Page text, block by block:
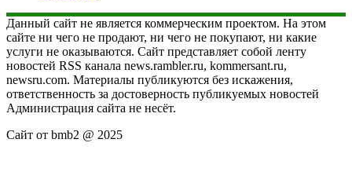
Данный сайт не является коммерческим проектом. На этом
сайте ни чего не продают, ни чего не покупают, ни какие
услуги не оказываются. Сайт представляет собой ленту
новостей RSS канала news.rambler.ru, kommersant.ru,
newsru.com. Материалы публикуются без искажения,
ответственность за достоверность публикуемых новостей
Администрация сайта не несёт.
Сайт от bmb2 @ 2025